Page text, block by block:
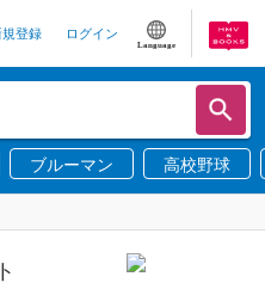
規登録 ログイン
Language
ブルーマン 高校野球